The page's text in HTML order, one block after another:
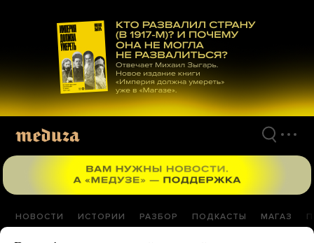
материалам
НОВОСТИ ИСТОРИИ РАЗБОР ПОДКАСТЫ МАГАЗ